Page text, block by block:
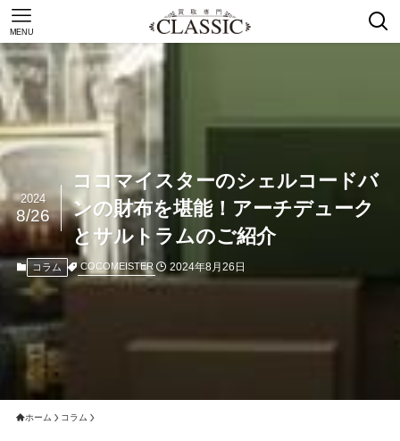
MENU
ココマイスターのシェルコードバ
ンの財布を堪能！アーチデューク
とサルトラムのご紹介
2024
8/26
コラム COCOMEISTER 2024年8月26日
ホーム コラム